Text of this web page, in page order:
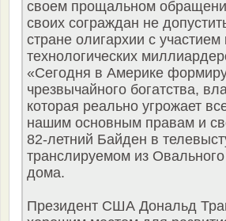
своем прощальном
своих сограждан не
стране олигархии с
технологических
«Сегодня в Америке
чрезвычайного богатства,
которая реально угрожает
нашим основным правам и
82-летний Байден в
транслируемом из
дома.
Президент США Дональд